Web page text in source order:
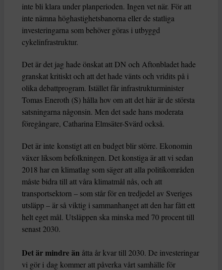
inte bli klara under planperioden. Ingen vet när. För att
inte nämna höghastighetsbanorna eller de statliga
investeringarna som behöver göras i utbyggd
cykelinfrastruktur.
Det är det jag hade önskat att DN och Aftonbladet hade
granskat kritiskt och att det hade vänts och vridits på i
olika debattprogram. Istället får infrastrukturminister
Tomas Eneroth (S) hålla hov om att det här är de största
satsningarna någonsin. Men det sade hans moderata
föregångare, Catharina Elmsäter-Svärd också.
Det är inte konstigt att en budget blir större. Ekonomin
växer liksom befolkningen. Det konstiga är att vi sedan
2018 har en klimatlag som säger att alla politikområden
måste bidra till att våra klimatmål nås, och att
transportsektorn – som står för en tredjedel av Sveriges
utsläpp – är så viktig i sammanhanget att den har fått ett
helt eget mål. Utsläppen ska minska med 70 procent till
senast 2030.
Det är mindre än åtta år kvar till 2030. De investeringar
vi gör i dag kommer att påverka vårt samhälle för